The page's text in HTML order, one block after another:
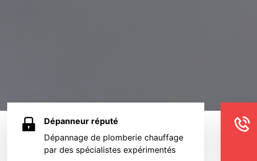
Dépanneur réputé
Dépannage de plomberie chauffage
par des spécialistes expérimentés